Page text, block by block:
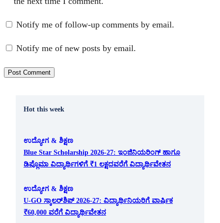
Notify me of follow-up comments by email.
Notify me of new posts by email.
Hot this week
ಉದ್ಯೋಗ & ಶಿಕ್ಷಣ
Blue Star Scholarship 2026-27: ಇಂಜಿನಿಯರಿಂಗ್ ಹಾಗೂ
ಡಿಪ್ಲೊಮಾ ವಿದ್ಯಾರ್ಥಿಗಳಿಗೆ ₹1 ಲಕ್ಷದವರೆಗೆ ವಿದ್ಯಾರ್ಥಿವೇತನ
ಉದ್ಯೋಗ & ಶಿಕ್ಷಣ
U-GO ಸ್ಕಾಲರ್‌ಶಿಪ್ 2026-27: ವಿದ್ಯಾರ್ಥಿನಿಯರಿಗೆ ವಾರ್ಷಿಕ
₹60,000 ವರೆಗೆ ವಿದ್ಯಾರ್ಥಿವೇತನ